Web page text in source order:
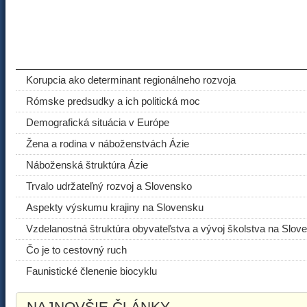
Korupcia ako determinant regionálneho rozvoja
Rómske predsudky a ich politická moc
Demografická situácia v Európe
Žena a rodina v náboženstvách Ázie
Náboženská štruktúra Ázie
Trvalo udržateľný rozvoj a Slovensko
Aspekty výskumu krajiny na Slovensku
Vzdelanostná štruktúra obyvateľstva a vývoj školstva na
Čo je to cestovný ruch
Faunistické členenie biocyklu